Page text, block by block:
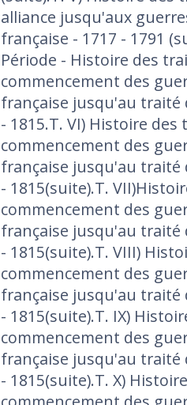
alliance jusqu'aux
française - 1717 - 1791
Période - Histoire des
commencement des
française jusqu'au traité
- 1815.T. VI) Histoire
commencement des
française jusqu'au traité
- 1815(suite).T.
commencement des
française jusqu'au traité
- 1815(suite).T. VIII)
commencement des
française jusqu'au traité
- 1815(suite).T. IX)
commencement des
française jusqu'au traité
- 1815(suite).T. X)